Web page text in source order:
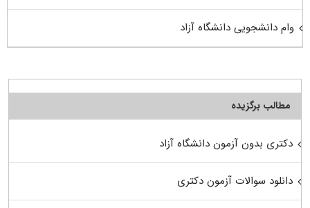
وام دانشجویی دانشگاه آزاد
مطالب برگزیده
دکتری بدون آزمون دانشگاه آزاد
دانلود سوالات آزمون دکتری